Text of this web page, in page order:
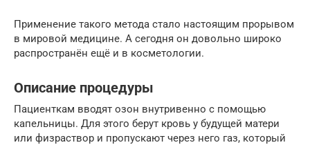
Применение такого метода стало настоящим прорывом
в мировой медицине. А сегодня он довольно широко
распространён ещё и в косметологии.
Описание процедуры
Пациенткам вводят озон внутривенно с помощью
капельницы. Для этого берут кровь у будущей матери
или физраствор и пропускают через него газ, который